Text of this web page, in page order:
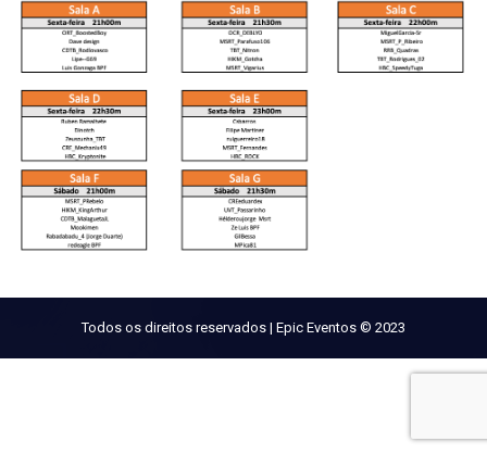
Todos os direitos reservados | Epic Eventos © 2023